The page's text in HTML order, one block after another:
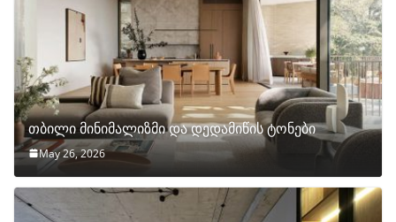
თბილი მინიმალიზმი და დედამიწის ტონები
May 26, 2026